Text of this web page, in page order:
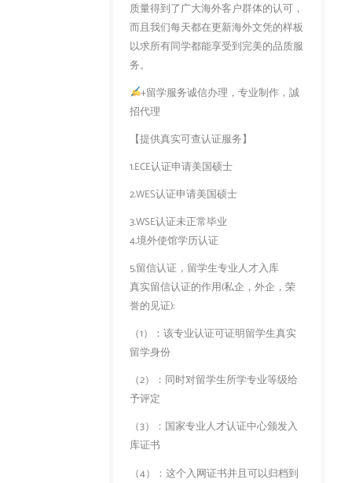
质量得到了广大海外客户群体的认可，
而且我们每天都在更新海外文凭的样板
以求所有同学都能享受到完美的品质服
务。
+留学服务诚信办理，专业制作，誠
招代理
【提供真实可查认证服务】
1.ECE认证申请美国硕士
2.WES认证申请美国硕士
3.WSE认证未正常毕业
4.境外使馆学历认证
5.留信认证，留学生专业人才入库
真实留信认证的作用(私企，外企，荣
誉的见证):
（1）：该专业认证可证明留学生真实
留学身份
（2）：同时对留学生所学专业等级给
予评定
（3）：国家专业人才认证中心颁发入
库证书
（4）：这个入网证书并且可以归档到